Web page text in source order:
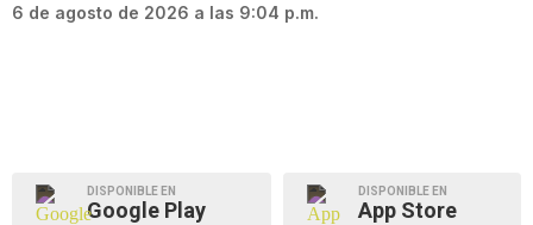
6 de agosto de 2026 a las 9:04 p.m.
DISPONIBLE EN
Google Play
DISPONIBLE EN
App Store